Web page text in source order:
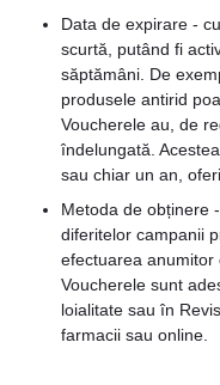
Data de expirare -
scurtă, putând fi
săptămâni. De
produsele antirid
Voucherele au, de
îndelungată.
sau chiar un an,
Metoda de obținere
diferitelor campanii
efectuarea anumitor
Voucherele sunt
loialitate sau în
farmacii sau online.